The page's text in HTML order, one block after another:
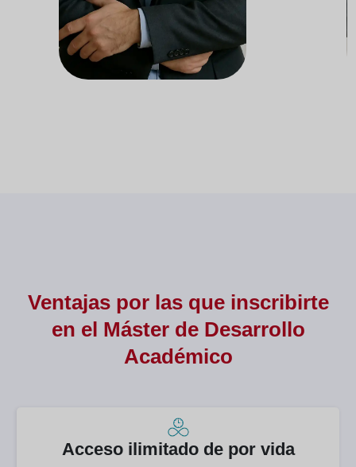
Ventajas por las que inscribirte
en el Máster de Desarrollo
Académico
Acceso ilimitado de por vida